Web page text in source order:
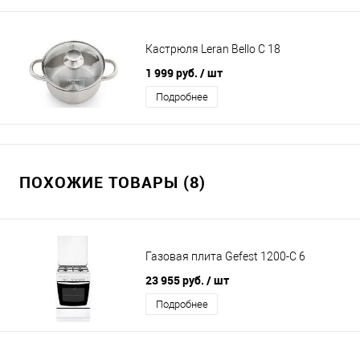
Кастрюля Leran Bello C 18
1 999 руб. / шт
Подробнее
ПОХОЖИЕ ТОВАРЫ (8)
Газовая плита Gefest 1200-С 6
23 955 руб. / шт
Подробнее